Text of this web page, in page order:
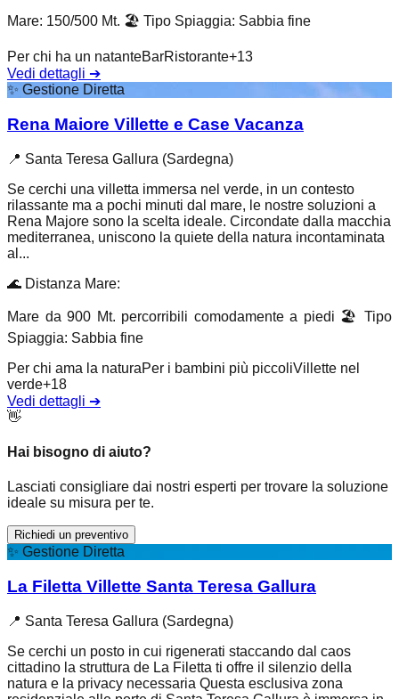
Mare: 150/500 Mt. 🏖️ Tipo Spiaggia: Sabbia fine
Per chi ha un natanteBarRistorante+13
Vedi dettagli ➔
✨ Gestione Diretta
Rena Maiore Villette e Case Vacanza
📍 Santa Teresa Gallura (Sardegna)
Se cerchi una villetta immersa nel verde, in un contesto
rilassante ma a pochi minuti dal mare, le nostre soluzioni a
Rena Majore sono la scelta ideale. Circondate dalla macchia
mediterranea, uniscono la quiete della natura incontaminata
al...
🌊 Distanza Mare:
Mare da 900 Mt. percorribili comodamente a piedi 🏖️ Tipo
Spiaggia: Sabbia fine
Per chi ama la naturaPer i bambini più piccoliVillette nel
verde+18
Vedi dettagli ➔
👋
Hai bisogno di aiuto?
Lasciati consigliare dai nostri esperti per trovare la soluzione
ideale su misura per te.
Richiedi un preventivo
✨ Gestione Diretta
La Filetta Villette Santa Teresa Gallura
📍 Santa Teresa Gallura (Sardegna)
Se cerchi un posto in cui rigenerati staccando dal caos
cittadino la struttura de La Filetta ti offre il silenzio della
natura e la privacy necessaria Questa esclusiva zona